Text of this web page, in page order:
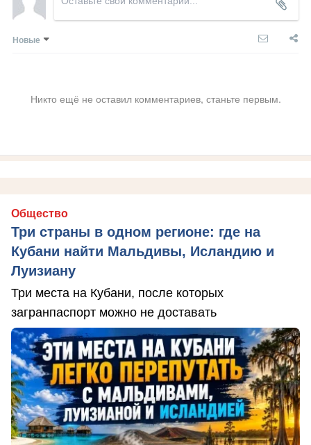
Новые
Никто ещё не оставил комментариев, станьте первым.
Общество
Три страны в одном регионе: где на
Кубани найти Мальдивы, Исландию и
Луизиану
Три места на Кубани, после которых
загранпаспорт можно не доставать